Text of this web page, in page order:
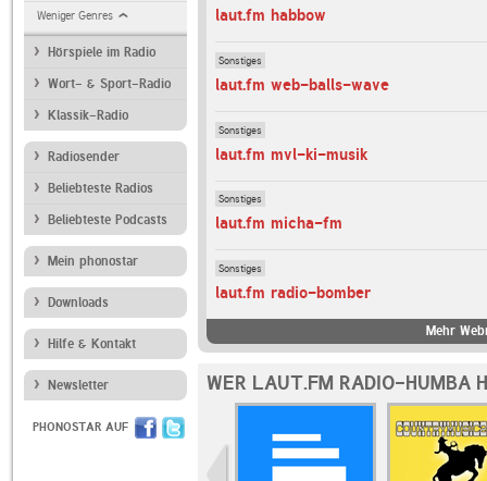
Weniger Genres
Hörspiele im Radio
Wort- & Sport-Radio
Klassik-Radio
Radiosender
Beliebteste Radios
Beliebteste Podcasts
Mein phonostar
Downloads
Hilfe & Kontakt
Newsletter
PHONOSTAR AUF
laut.fm habbow
Sonstiges
laut.fm web-balls-wave
Sonstiges
laut.fm mvl-ki-musik
Sonstiges
laut.fm micha-fm
Sonstiges
laut.fm radio-bomber
Mehr
WER LAUT.FM RADIO-HUMBA